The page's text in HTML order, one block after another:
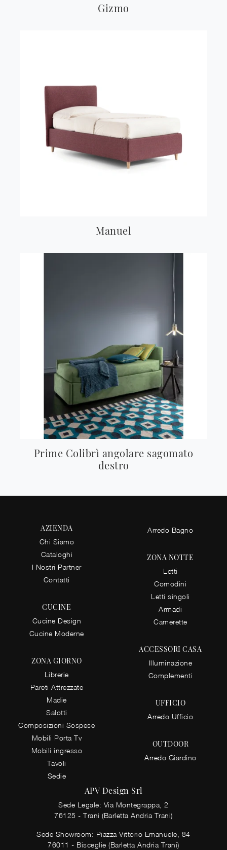
Gizmo
Manuel
Prime Colibrì angolare sagomato
destro
AZIENDA
Chi Siamo
Cataloghi
I Nostri Partner
Contatti
CUCINE
Cucine Design
Cucine Moderne
ZONA GIORNO
Librerie
Pareti Attrezzate
Madie
Salotti
Composizioni Sospese
Mobili Porta Tv
Mobili ingresso
Tavoli
Sedie
Arredo Bagno
ZONA NOTTE
Letti
Comodini
Letti singoli
Armadi
Camerette
ACCESSORI CASA
Illuminazione
Complementi
UFFICIO
Arredo Ufficio
OUTDOOR
Arredo Giardino
APV Design Srl
Sede Legale: Via Montegrappa, 2
76125 - Trani (Barletta Andria Trani)
Sede Showroom: Piazza Vittorio Emanuele, 84
76011 - Bisceglie (Barletta Andria Trani)